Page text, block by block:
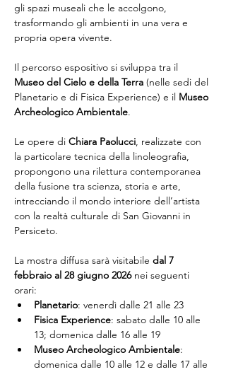
gli spazi museali che le accolgono,
trasformando gli ambienti in una vera e
propria opera vivente.
Il percorso espositivo si sviluppa tra il
Museo del Cielo e della Terra (nelle sedi del
Planetario e di Fisica Experience) e il Museo
Archeologico Ambientale.
Le opere di Chiara Paolucci, realizzate con
la particolare tecnica della linoleografia,
propongono una rilettura contemporanea
della fusione tra scienza, storia e arte,
intrecciando il mondo interiore dell’artista
con la realtà culturale di San Giovanni in
Persiceto.
La mostra diffusa sarà visitabile dal 7
febbraio al 28 giugno 2026 nei seguenti
orari:
Planetario: venerdì dalle 21 alle 23
Fisica Experience: sabato dalle 10 alle
13; domenica dalle 16 alle 19
Museo Archeologico Ambientale:
domenica dalle 10 alle 12 e dalle 17 alle